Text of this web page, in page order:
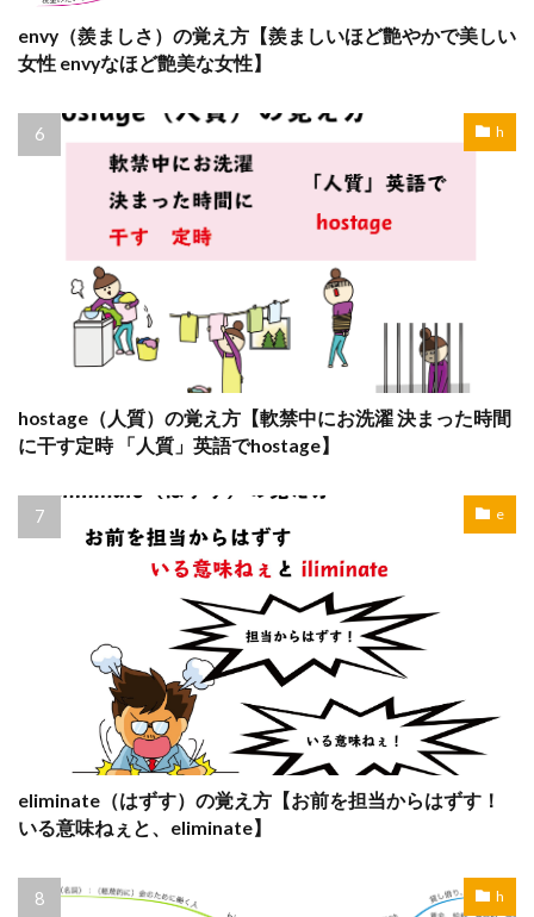
envy（羨ましさ）の覚え方【羨ましいほど艶やかで美しい
女性 envyなほど艶美な女性】
h
hostage（人質）の覚え方【軟禁中にお洗濯 決まった時間
に干す定時 「人質」英語でhostage】
e
eliminate（はずす）の覚え方【お前を担当からはずす！
いる意味ねぇと、eliminate】
h